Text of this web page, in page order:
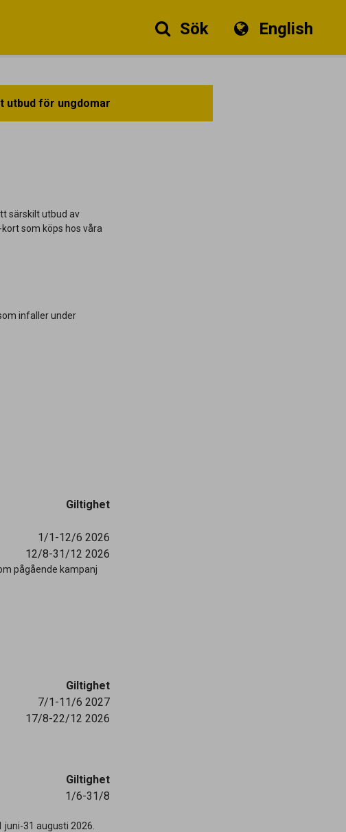
Sök English
utbud för ungdomar
särskilt utbud av
som köps hos våra
infaller under
Giltighet
1/1-12/6 2026
12/8-31/12 2026
pågående kampanj
Giltighet
7/1-11/6 2027
17/8-22/12 2026
Giltighet
1/6-31/8
31 augusti 2026.